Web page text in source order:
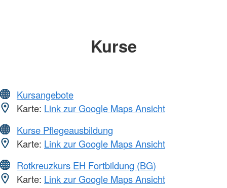
Kurse
Kursangebote
Karte: Link zur Google Maps Ansicht
Kurse Pflegeausbildung
Karte: Link zur Google Maps Ansicht
Rotkreuzkurs EH Fortbildung (BG)
Karte: Link zur Google Maps Ansicht